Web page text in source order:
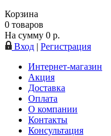
Корзина
0 товаров
На сумму 0 р.
Вход | Регистрация
Интернет-магазин
Акция
Доставка
Оплата
О компании
Контакты
Консультация